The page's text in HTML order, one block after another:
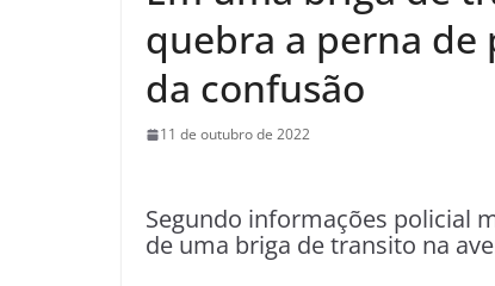
quebra a perna
da confusão
11 de outubro de 2022
Segundo informações policial
de uma briga de transito na